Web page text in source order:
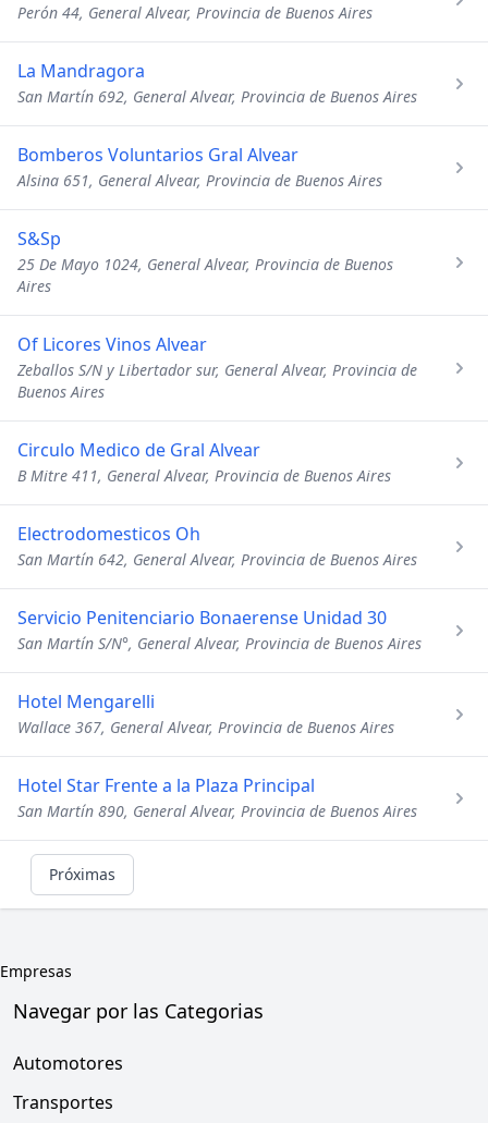
Perón 44, General Alvear, Provincia de Buenos Aires
La Mandragora
San Martín 692, General Alvear, Provincia de Buenos Aires
Bomberos Voluntarios Gral Alvear
Alsina 651, General Alvear, Provincia de Buenos Aires
S&Sp
25 De Mayo 1024, General Alvear, Provincia de Buenos
Aires
Of Licores Vinos Alvear
Zeballos S/N y Libertador sur, General Alvear, Provincia de
Buenos Aires
Circulo Medico de Gral Alvear
B Mitre 411, General Alvear, Provincia de Buenos Aires
Electrodomesticos Oh
San Martín 642, General Alvear, Provincia de Buenos Aires
Servicio Penitenciario Bonaerense Unidad 30
San Martín S/N°, General Alvear, Provincia de Buenos Aires
Hotel Mengarelli
Wallace 367, General Alvear, Provincia de Buenos Aires
Hotel Star Frente a la Plaza Principal
San Martín 890, General Alvear, Provincia de Buenos Aires
Próximas
Empresas
Navegar por las Categorias
Automotores
Transportes